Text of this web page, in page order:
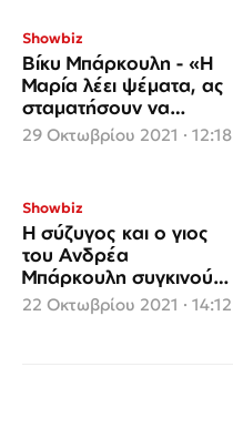
Showbiz
Βίκυ Μπάρκουλη - «Η
Μαρία λέει ψέματα, ας
σταματήσουν να
καπηλεύονται το όνομα
του πατέρα μου»
29 Οκτωβρίου 2021 · 12:18
Showbiz
Η σύζυγος και ο γιος
του Ανδρέα
Μπάρκουλη συγκινούν -
«Μακάρι να ζούσε κι
22 Οκτωβρίου 2021 · 14:12